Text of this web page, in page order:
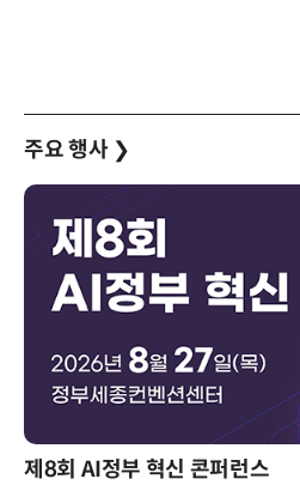
주요 행사 ❯
제8회 AI정부 혁신 콘퍼런스